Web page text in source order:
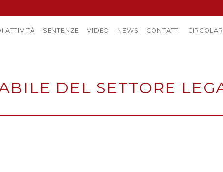
ATTIVITÀ SENTENZE VIDEO NEWS CONTATTI
DEL SETTORE